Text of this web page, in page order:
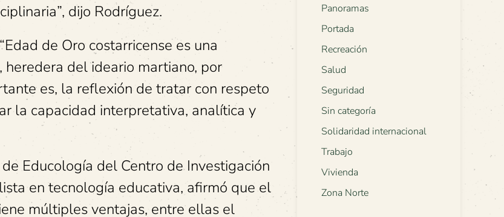
dijo Rodríguez.
de Oro costarricense es una
del ideario martiano, por
es, la reflexión de tratar con respeto
la capacidad interpretativa, analítica y
Educología del Centro de Investigación
en tecnología educativa, afirmó que el
múltiples ventajas, entre ellas el
Panoramas
Portada
Recreación
Salud
Seguridad
Sin categoría
Solidaridad internacional
Trabajo
Vivienda
Zona Norte